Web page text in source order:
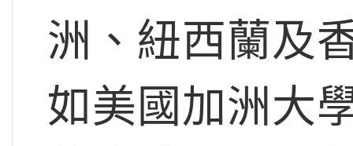
洲、紐西蘭及
如美國加洲大